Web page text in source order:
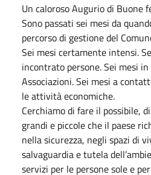
Un caloroso Augurio di Buone
Sono passati sei mesi da
percorso di gestione del
Sei mesi certamente intensi.
incontrato persone. Sei mesi
Associazioni. Sei mesi a
le attività economiche.
Cerchiamo di fare il possibile,
grandi e piccole che il paese
nella sicurezza, negli spazi di
salvaguardia e tutela
servizi per le persone sole e